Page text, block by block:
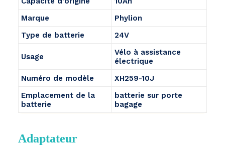
Marque
Phylion
Type de batterie
24V
Usage
Vélo à assistance
électrique
Numéro de modèle
XH259-10J
Emplacement de la
batterie
batterie sur porte
bagage
Adaptateur